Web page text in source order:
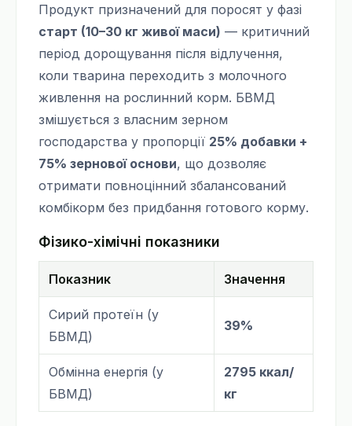
Продукт призначений для поросят у фазі
старт (10–30 кг живої маси) — критичний
період дорощування після відлучення,
коли тварина переходить з молочного
живлення на рослинний корм. БВМД
змішується з власним зерном
господарства у пропорції 25% добавки +
75% зернової основи, що дозволяє
отримати повноцінний збалансований
комбікорм без придбання готового корму.
Фізико-хімічні показники
Показник Значення
Сирий протеїн (у
БВМД)
39%
Обмінна енергія (у
БВМД)
2795 ккал/
кг